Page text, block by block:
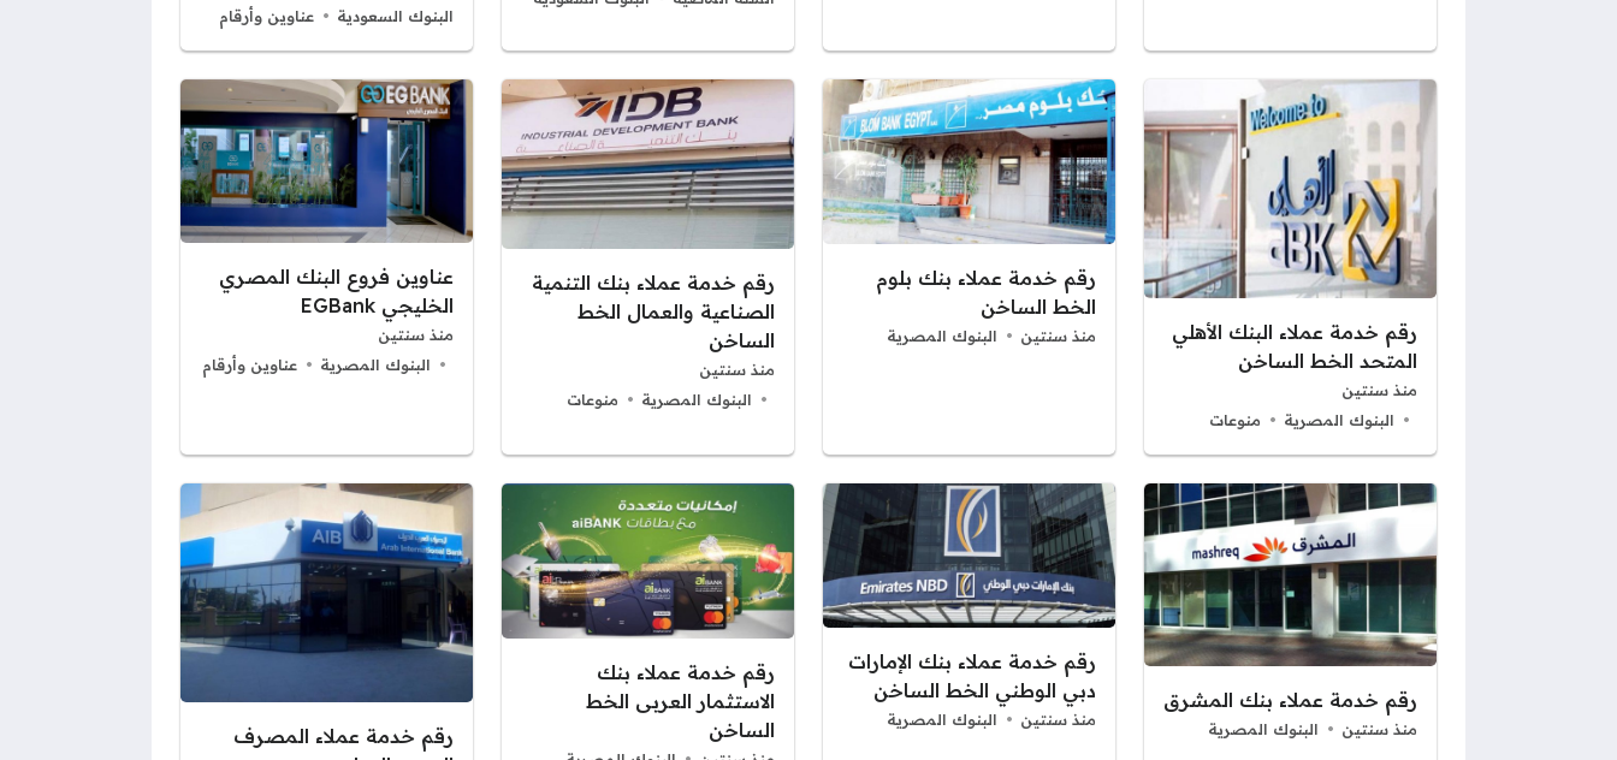
البنوك السعودية عناوين وأرقام
رقم خدمة عملاء البنك الأهلي
المتحد الخط الساخن
منذ سنتين
البنوك المصرية
منوعات
رقم خدمة عملاء بنك بلوم
الخط الساخن
منذ سنتين البنوك المصرية
رقم خدمة عملاء بنك التنمية
الصناعية والعمال الخط
الساخن
منذ سنتين
البنوك المصرية
منوعات
عناوين فروع البنك المصري
الخليجي EGBank
منذ سنتين
البنوك المصرية
عناوين وأرقام
رقم خدمة عملاء بنك المشرق
منذ سنتين البنوك المصرية
رقم خدمة عملاء بنك الإمارات
دبي الوطني الخط الساخن
منذ سنتين البنوك المصرية
رقم خدمة عملاء بنك
الاستثمار العربى الخط
الساخن
رقم خدمة عملاء المصرف